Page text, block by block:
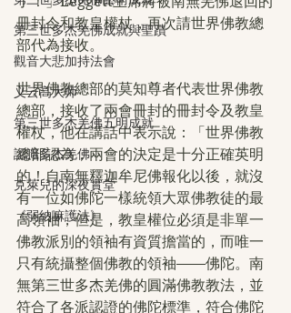
第三世多杰羌佛成就與聖蹟
觀音大悲加持法會
义云高大师
第三世多杰羌佛五明成就
認識多杰羌佛
克萊兒的深夜實堂
《弱納嘛護法》
冊封令和教皇權杖，再次請世界佛教總
部代為接收。
世界佛教總部的莫知尊者代表世界佛教
總部，接收了兩會冊封的冊封令及教皇
權杖，他在講話中表示說：「世界佛教
總部認為，兩會的決定是十分正確英明
的！自南無釋迦牟尼佛報化以後，就沒
有一位如佛陀一樣統領大眾佛教徒的最
高領袖，但是，教皇權位必須是非單一
佛教派別的領袖有資質擔當的，而唯一
只有統攝整個佛教的領袖——佛陀。南
無第三世多杰羌佛的圓滿佛教教法，並
符合了各派認證的佛陀標準，符合佛陀